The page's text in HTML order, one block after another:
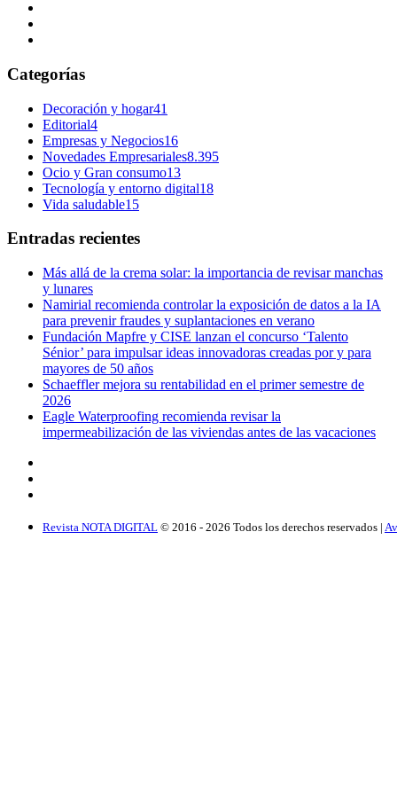
Categorías
Decoración y hogar41
Editorial4
Empresas y Negocios16
Novedades Empresariales8.395
Ocio y Gran consumo13
Tecnología y entorno digital18
Vida saludable15
Entradas recientes
Más allá de la crema solar: la importancia de revisar manchas
y lunares
Namirial recomienda controlar la exposición de datos a la IA
para prevenir fraudes y suplantaciones en verano
Fundación Mapfre y CISE lanzan el concurso ‘Talento
Sénior’ para impulsar ideas innovadoras creadas por y para
mayores de 50 años
Schaeffler mejora su rentabilidad en el primer semestre de
2026
Eagle Waterproofing recomienda revisar la
impermeabilización de las viviendas antes de las vacaciones
Revista NOTA DIGITAL © 2016 - 2026 Todos los derechos reservados |